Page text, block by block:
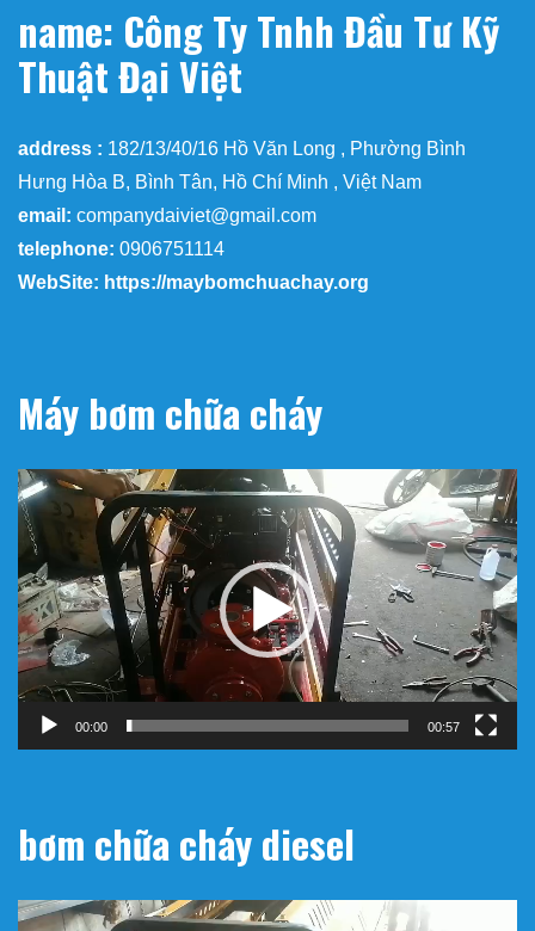
name: Công Ty Tnhh Đầu Tư Kỹ
Thuật Đại Việt
address : 182/13/40/16 Hồ Văn Long , Phường Bình
Hưng Hòa B, Bình Tân, Hồ Chí Minh , Việt Nam
email: companydaiviet@gmail.com
telephone: 0906751114
WebSite: https://maybomchuachay.org
Máy bơm chữa cháy
Trình
chơi
Video
00:00 00:57
bơm chữa cháy diesel
Trình